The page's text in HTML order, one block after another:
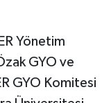
Yönetim
GYO ve
GYO Komitesi